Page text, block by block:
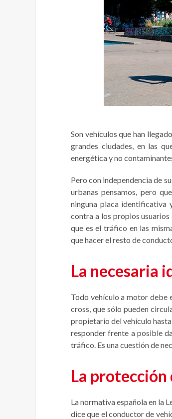
Son vehículos que han
grandes ciudades, en las
energética y no
Pero con independencia de
urbanas pensamos, pero
ninguna placa identificativa
contra a los propios
que es el tráfico en las
que hacer el resto de
La necesaria
Todo vehículo a motor debe
cross, que sólo pueden
propietario del vehículo
responder frente a posible
tráfico. Es una cuestión de
La
La normativa española en la
dice que el conductor de